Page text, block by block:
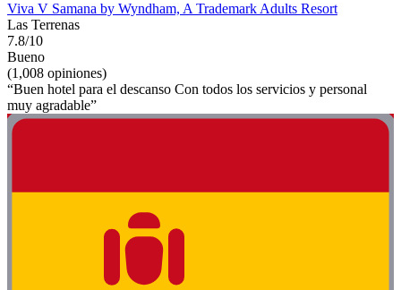
Viva V Samana by Wyndham, A Trademark Adults Resort
Las Terrenas
7.8/10
Bueno
(1,008 opiniones)
“Buen hotel para el descanso Con todos los servicios y personal
muy agradable”